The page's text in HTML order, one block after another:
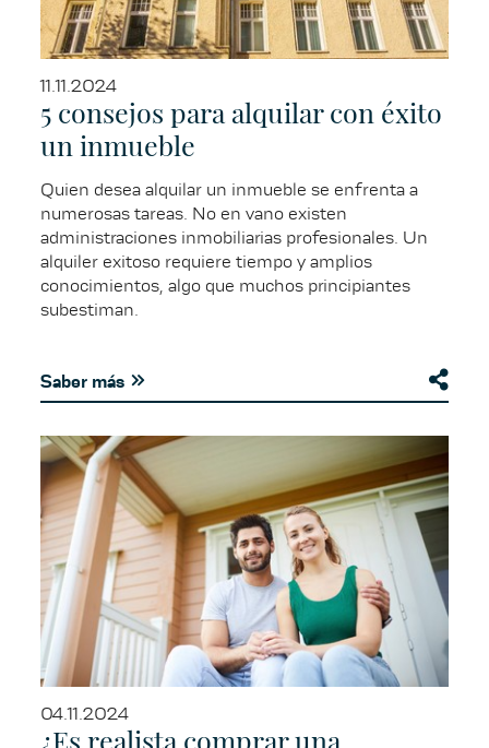
11.11.2024
5 consejos para alquilar con éxito
un inmueble
Quien desea alquilar un inmueble se enfrenta a
numerosas tareas. No en vano existen
administraciones inmobiliarias profesionales. Un
alquiler exitoso requiere tiempo y amplios
conocimientos, algo que muchos principiantes
subestiman.
Saber más
04.11.2024
¿Es realista comprar una